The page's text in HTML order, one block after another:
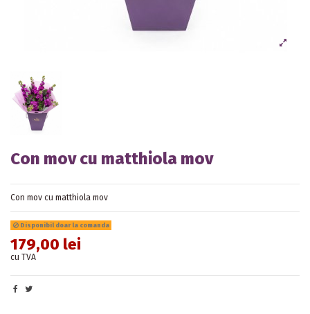
Con mov cu matthiola mov
Con mov cu matthiola mov
Disponibil doar la comanda
179,00 lei
cu TVA